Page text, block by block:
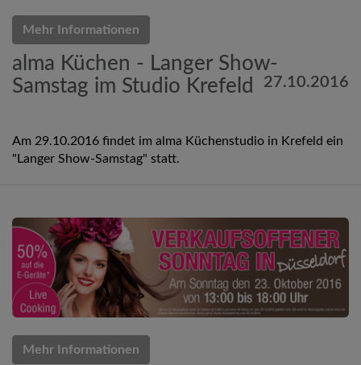
Mehr Informationen
alma Küchen - Langer Show-
Samstag im Studio Krefeld
27.10.2016
Am 29.10.2016 findet im alma Küchenstudio in Krefeld ein
"Langer Show-Samstag" statt.
Mehr Informationen